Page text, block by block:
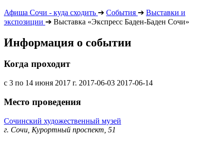
Афиша Сочи - куда сходить ➔ События ➔ Выставки и
экспозиции ➔ Выставка «Экспресс Баден-Баден Сочи»
Информация о событии
Когда проходит
с 3 по 14 июня 2017 г. 2017-06-03 2017-06-14
Место проведения
Сочинский художественный музей
г. Сочи, Курортный проспект, 51